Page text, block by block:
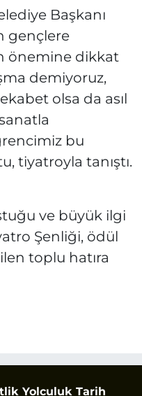
Başkanı
gençlere
önemine dikkat
demiyoruz,
olsa da asıl
bu
tiyatroyla tanıştı.
ve büyük ilgi
Şenliği, ödül
toplu hatıra
Yolculuk Tarih